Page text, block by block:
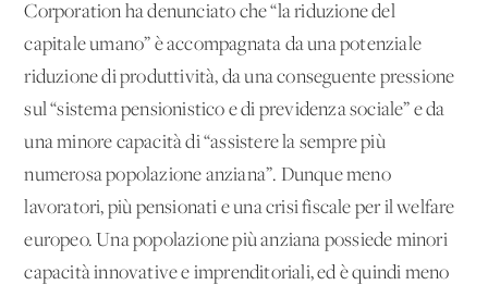
Corporation ha denunciato che “la riduzione del
capitale umano” è accompagnata da una potenziale
riduzione di produttività, da una conseguente pressione
sul “sistema pensionistico e di previdenza sociale” e da
una minore capacità di “assistere la sempre più
numerosa popolazione anziana”. Dunque meno
lavoratori, più pensionati e una crisi fiscale per il welfare
europeo. Una popolazione più anziana possiede minori
capacità innovative e imprenditoriali, ed è quindi meno